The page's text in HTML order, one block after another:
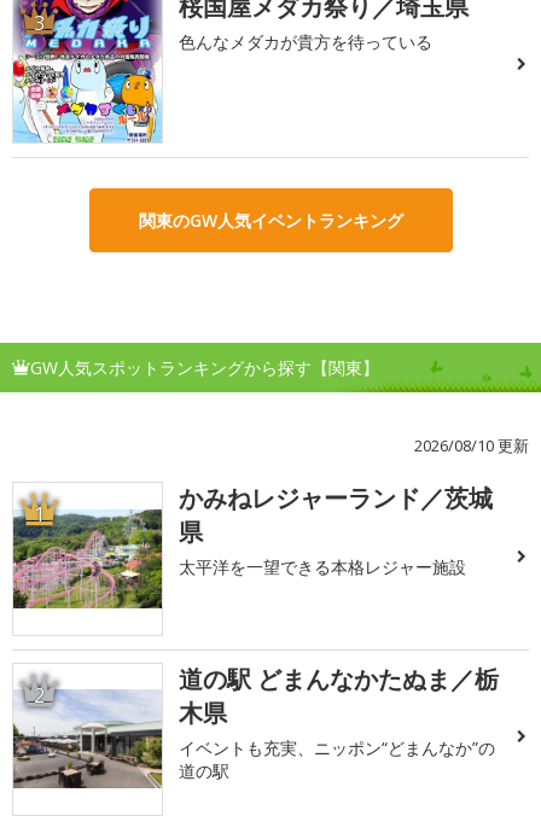
3
色んなメダカが貴方を待っている
関東のGW人気イベントランキング
GW人気スポットランキングから探す【関東】
2026/08/10 更新
1
かみねレジャーランド／茨城
県
太平洋を一望できる本格レジャー施設
2
道の駅 どまんなかたぬま／栃
木県
イベントも充実、ニッポン“どまんなか”の
道の駅